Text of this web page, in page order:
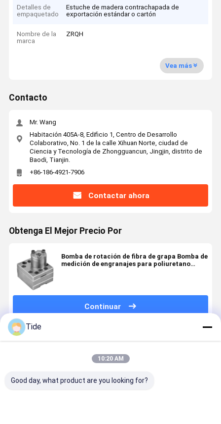
Detalles de
empaquetado
Estuche de madera contrachapada de
exportación estándar o cartón
Nombre de la
marca
ZRQH
Vea más
Contacto
Mr. Wang
Habitación 405A-8, Edificio 1, Centro de Desarrollo
Colaborativo, No. 1 de la calle Xihuan Norte, ciudad de
Ciencia y Tecnología de Zhongguancun, Jingjin, distrito de
Baodi, Tianjin.
+86-186-4921-7906
Contactar ahora
Obtenga El Mejor Precio Por
Bomba de rotación de fibra de grapa Bomba de
medición de engranajes para poliuretano
Continuar
Productos Recomendados
Tide
10:20 AM
Good day, what product are you looking for?